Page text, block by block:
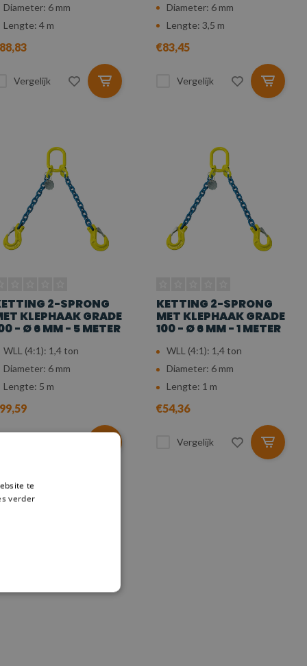
Diameter: 6 mm
Lengte: 4 m
Vergelijk
Diameter: 6 mm
Lengte: 3,5 m
€83,45
Vergelijk
2-SPRONG
KLEPHAAK GRADE
- Ø 6 MM - 5 METER
WLL (4:1): 1,4 ton
Diameter: 6 mm
Lengte: 5 m
KETTING 2-SPRONG
MET KLEPHAAK GRADE
100 - Ø 6 MM - 1 METER
WLL (4:1): 1,4 ton
Diameter: 6 mm
Lengte: 1 m
€54,36
Vergelijk
te
verder